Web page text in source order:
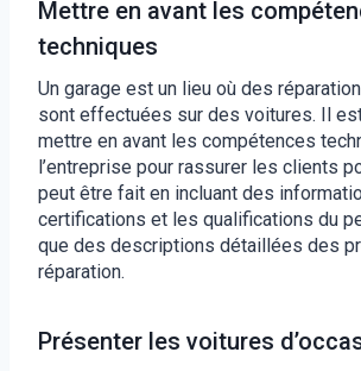
Mettre en avant les
techniques
Un garage est un lieu où des
sont effectuées sur des voitures. Il
mettre en avant les compétences
l’entreprise pour rassurer les clients
peut être fait en incluant des
certifications et les qualifications du
que des descriptions détaillées des
réparation.
Présenter les voitures